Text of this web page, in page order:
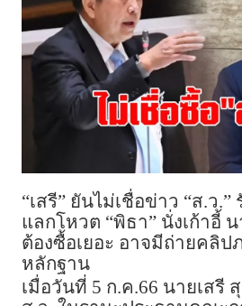
“เสรี” ยันไม่เชื่อข่าว “ส.ว
แลกโหวต “พิธา” นั่งเก้าอี้
ต้องซื้อเยอะ อาจมีถ่ายคลิป
หลักฐาน
เมื่อวันที่ 5 ก.ค.66 นายเสรี